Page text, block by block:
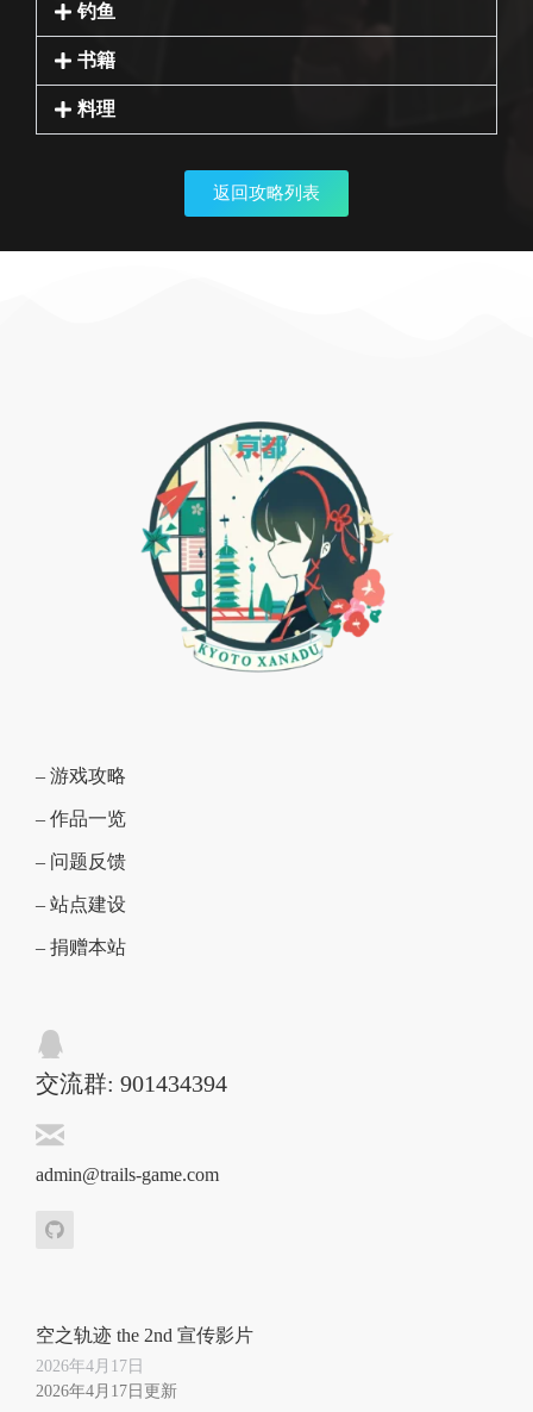
钓鱼
书籍
料理
返回攻略列表
– 游戏攻略
– 作品一览
– 问题反馈
– 站点建设
– 捐赠本站
交流群: 901434394
admin@trails-game.com
空之轨迹 the 2nd 宣传影片
2026年4月17日
2026年4月17日更新